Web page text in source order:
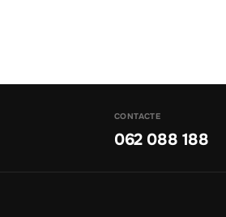
CONTACTE
062 088 188